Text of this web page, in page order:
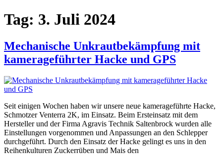
Tag: 3. Juli 2024
Mechanische Unkrautbekämpfung mit
kamerageführter Hacke und GPS
Seit einigen Wochen haben wir unsere neue kamerageführte Hacke,
Schmotzer Venterra 2K, im Einsatz. Beim Ersteinsatz mit dem
Hersteller und der Firma Agravis Technik Saltenbrock wurden alle
Einstellungen vorgenommen und Anpassungen an den Schlepper
durchgeführt. Durch den Einsatz der Hacke gelingt es uns in den
Reihenkulturen Zuckerrüben und Mais den